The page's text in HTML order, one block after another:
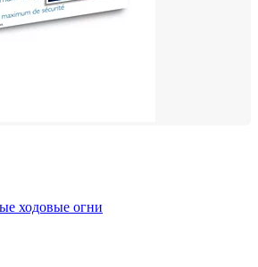
ходовые огни